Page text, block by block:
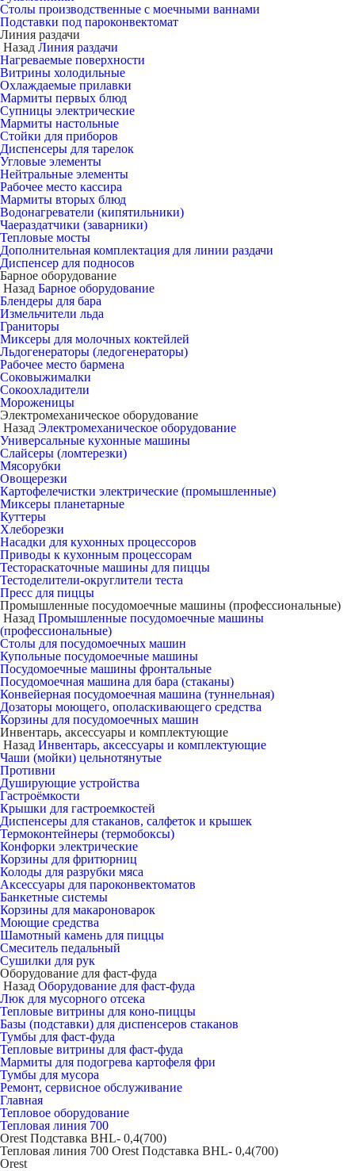
Столы производственные с моечными ваннами
Подставки под пароконвектомат
Линия раздачи
Назад Линия раздачи
Нагреваемые поверхности
Витрины холодильные
Охлаждаемые прилавки
Мармиты первых блюд
Супницы электрические
Мармиты настольные
Стойки для приборов
Диспенсеры для тарелок
Угловые элементы
Нейтральные элементы
Рабочее место кассира
Мармиты вторых блюд
Водонагреватели (кипятильники)
Чаераздатчики (заварники)
Тепловые мосты
Дополнительная комплектация для линии раздачи
Диспенсер для подносов
Барное оборудование
Назад Барное оборудование
Блендеры для бара
Измельчители льда
Граниторы
Миксеры для молочных коктейлей
Льдогенераторы (ледогенераторы)
Рабочее место бармена
Соковыжималки
Сокоохладители
Мороженицы
Электромеханическое оборудование
Назад Электромеханическое оборудование
Универсальные кухонные машины
Слайсеры (ломтерезки)
Мясорубки
Овощерезки
Картофелечистки электрические (промышленные)
Миксеры планетарные
Куттеры
Хлеборезки
Насадки для кухонных процессоров
Приводы к кухонным процессорам
Тестораскаточные машины для пиццы
Тестоделители-округлители теста
Пресс для пиццы
Промышленные посудомоечные машины (профессиональные)
Назад Промышленные посудомоечные машины
(профессиональные)
Столы для посудомоечных машин
Купольные посудомоечные машины
Посудомоечные машины фронтальные
Посудомоечная машина для бара (стаканы)
Конвейерная посудомоечная машина (туннельная)
Дозаторы моющего, ополаскивающего средства
Корзины для посудомоечных машин
Инвентарь, аксессуары и комплектующие
Назад Инвентарь, аксессуары и комплектующие
Чаши (мойки) цельнотянутые
Противни
Душирующие устройства
Гастроёмкости
Крышки для гастроемкостей
Диспенсеры для стаканов, салфеток и крышек
Термоконтейнеры (термобоксы)
Конфорки электрические
Корзины для фритюрниц
Колоды для разрубки мяса
Аксессуары для пароконвектоматов
Банкетные системы
Корзины для макароноварок
Моющие средства
Шамотный камень для пиццы
Смеситель педальный
Сушилки для рук
Оборудование для фаст-фуда
Назад Оборудование для фаст-фуда
Люк для мусорного отсека
Тепловые витрины для коно-пиццы
Базы (подставки) для диспенсеров стаканов
Тумбы для фаст-фуда
Тепловые витрины для фаст-фуда
Мармиты для подогрева картофеля фри
Тумбы для мусора
Ремонт, сервисное обслуживание
Главная
Тепловое оборудование
Тепловая линия 700
Orest Подставка BHL- 0,4(700)
Тепловая линия 700 Orest Подставка BHL- 0,4(700)
Orest